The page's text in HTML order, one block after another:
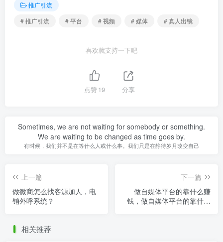
推广引流
# 推广引流
# 平台 # 视频 # 媒体 # 真人出镜
喜欢就支持一下吧
点赞19 分享
Sometimes, we are not waiting for somebody or something.
We are waiting to be changed as time goes by.
有时候，我们并不是在等什么人或什么事。我们只是在静待岁月改变自己
上一篇
做微商怎么找客源加人，电
销外呼系统？
下一篇
做自媒体平台的靠什么赚
钱，做自媒体平台的靠什么
相关推荐